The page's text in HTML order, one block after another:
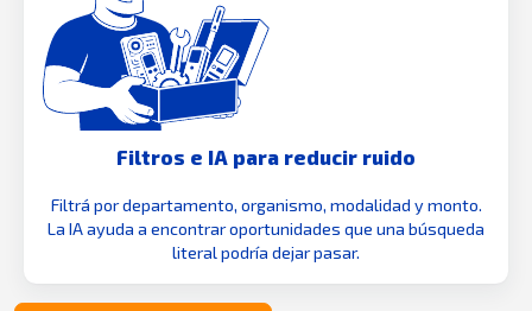
Filtros e IA para reducir ruido
Filtrá por departamento, organismo, modalidad y monto.
La IA ayuda a encontrar oportunidades que una búsqueda
literal podría dejar pasar.